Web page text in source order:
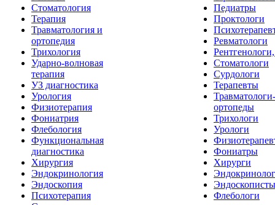
Стоматология
Терапия
Травматология и
ортопедия
Трихология
Ударно-волновая
терапия
УЗ диагностика
Урология
Физиотерапия
Фониатрия
Флебология
Функциональная
диагностика
Хирургия
Эндокринология
Эндоскопия
Психотерапия
Педиатры
Проктологи
Ревматологи
Стоматологи
Сурдологи
Терапевты
Травматологи-
ортопеды
Трихологи
Урологи
Фониатры
Хирурги
Эндоскописты
Флебологи